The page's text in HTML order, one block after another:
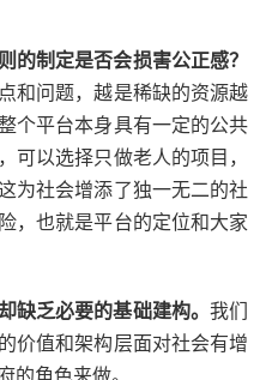
的制定是否会损害公正感？
和问题，越是稀缺的资源越
个平台本身具有一定的公共
可以选择只做老人的项目，
为社会增添了独一无二的社
，也就是平台的定位和大家
缺乏必要的基础建构。 我们
价值和架构层面对社会有增
的角色来做。